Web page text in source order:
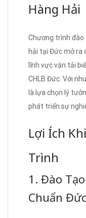
Hàng Hải
Chương trình
hải tại Đức mở ra
lĩnh vực vận tải
CHLB Đức. Với
là lựa chọn lý
phát triển sự
Lợi Ích
Trình
1. Đào
Chuẩn Đức